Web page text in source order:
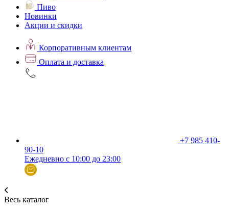
Пиво
Новинки
Акции и скидки
Корпоративным клиентам
Оплата и доставка
+7 985 410-
90-10
Ежедневно с 10:00 до 23:00
Весь каталог